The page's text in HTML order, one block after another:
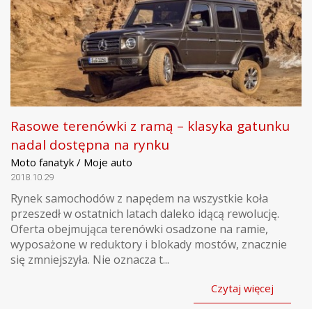
Rasowe terenówki z ramą – klasyka gatunku
nadal dostępna na rynku
Moto fanatyk / Moje auto
2018.10.29
Rynek samochodów z napędem na wszystkie koła
przeszedł w ostatnich latach daleko idącą rewolucję.
Oferta obejmująca terenówki osadzone na ramie,
wyposażone w reduktory i blokady mostów, znacznie
się zmniejszyła. Nie oznacza t...
Czytaj więcej